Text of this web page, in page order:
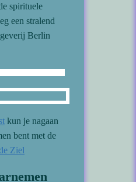
spirituele
een stralend
Berlin
kun je nagaan
bent met de
Ziel